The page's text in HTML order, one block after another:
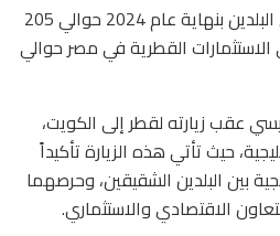
وبلغ حجم التبادل التجاري بين البلدين بنهاية عام 2024 حوالي 205
الاستثمارات القطرية في مصر حوالي
عقب زيارته لقطر إلى الكويت،
حيث تأتي هذه الزيارة تأكيداً
بين البلدين الشقيقين، وحرصهما
الاقتصادي والاستثماري.